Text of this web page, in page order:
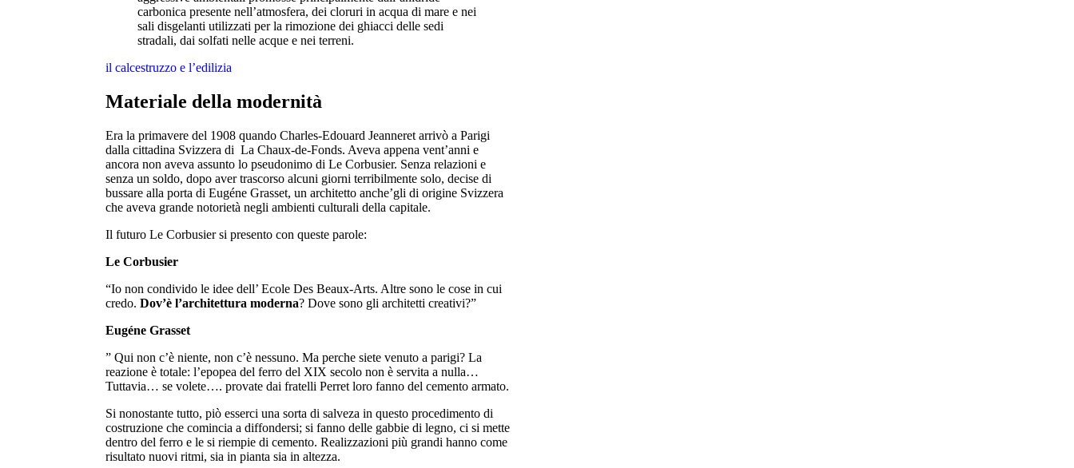
carbonica presente nell’atmosfera, dei cloruri in acqua di mare e nei
sali disgelanti utilizzati per la rimozione dei ghiacci delle sedi
stradali, dai solfati nelle acque e nei terreni.
il calcestruzzo e l’edilizia
Materiale della modernità
Era la primavere del 1908 quando Charles-Edouard Jeanneret arrivò a Parigi
dalla cittadina Svizzera di La Chaux-de-Fonds. Aveva appena vent’anni e
ancora non aveva assunto lo pseudonimo di Le Corbusier. Senza relazioni e
senza un soldo, dopo aver trascorso alcuni giorni terribilmente solo, decise di
bussare alla porta di Eugéne Grasset, un architetto anche’gli di origine Svizzera
che aveva grande notorietà negli ambienti culturali della capitale.
Il futuro Le Corbusier si presento con queste parole:
Le Corbusier
“Io non condivido le idee dell’ Ecole Des Beaux-Arts. Altre sono le cose in cui
credo. Dov’è l’architettura moderna? Dove sono gli architetti creativi?”
Eugéne Grasset
” Qui non c’è niente, non c’è nessuno. Ma perche siete venuto a parigi? La
reazione è totale: l’epopea del ferro del XIX secolo non è servita a nulla…
Tuttavia… se volete…. provate dai fratelli Perret loro fanno del cemento armato.
Si nonostante tutto, piò esserci una sorta di salveza in questo procedimento di
costruzione che comincia a diffondersi; si fanno delle gabbie di legno, ci si mette
dentro del ferro e le si riempie di cemento. Realizzazioni più grandi hanno come
risultato nuovi ritmi, sia in pianta sia in altezza.